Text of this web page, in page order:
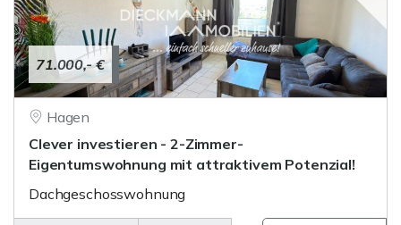
71.000,- €
Hagen
Clever investieren - 2-Zimmer-
Eigentumswohnung mit attraktivem Potenzial!
Dachgeschosswohnung